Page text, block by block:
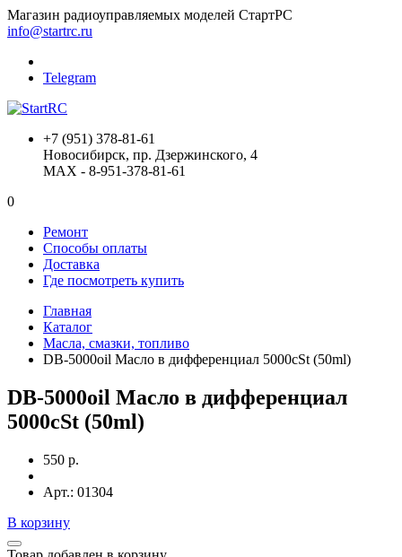
Магазин радиоуправляемых моделей СтартРС
info@startrc.ru
Telegram
+7 (951) 378-81-61
Новосибирск, пр. Дзержинского, 4
MAX - 8-951-378-81-61
0
Ремонт
Способы оплаты
Доставка
Где посмотреть купить
Главная
Каталог
Масла, смазки, топливо
DB-5000oil Масло в дифференциал 5000cSt (50ml)
DB-5000oil Масло в дифференциал
5000cSt (50ml)
550 р.
Арт.: 01304
В корзину